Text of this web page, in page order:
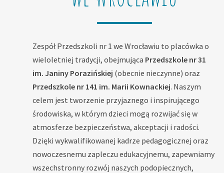
Zespół Przedszkoli nr 1 we Wrocławiu to placówka o
wieloletniej tradycji, obejmująca Przedszkole nr 31
im. Janiny Porazińskiej (obecnie nieczynne) oraz
Przedszkole nr 141 im. Marii Kownackiej. Naszym
celem jest tworzenie przyjaznego i inspirującego
środowiska, w którym dzieci mogą rozwijać się w
atmosferze bezpieczeństwa, akceptacji i radości.
Dzięki wykwalifikowanej kadrze pedagogicznej oraz
nowoczesnemu zapleczu edukacyjnemu, zapewniamy
wszechstronny rozwój naszych podopiecznych,